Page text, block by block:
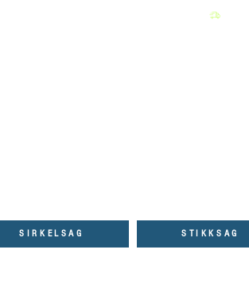
SIRKELSAG STIKKSAG